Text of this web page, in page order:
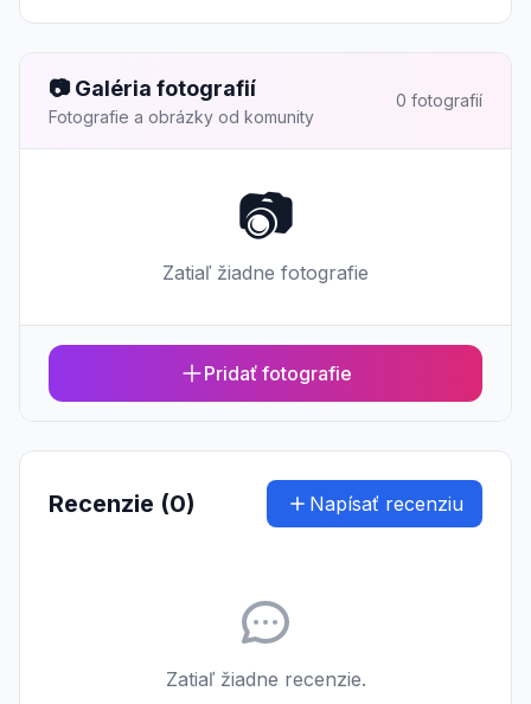
📷 Galéria fotografií
Fotografie a obrázky od komunity
0 fotografií
📷
Zatiaľ žiadne fotografie
Pridať fotografie
Recenzie (0) Napísať recenziu
Zatiaľ žiadne recenzie.